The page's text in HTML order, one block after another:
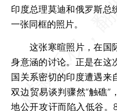
印度总理莫迪和俄罗斯总
一张同框的照片。
这张寒暄照片，在国
身意涵的讨论。正是在这
国关系密切的印度遭遇来
双边贸易谈判骤然“触礁”
地公开攻讦而陷入低谷